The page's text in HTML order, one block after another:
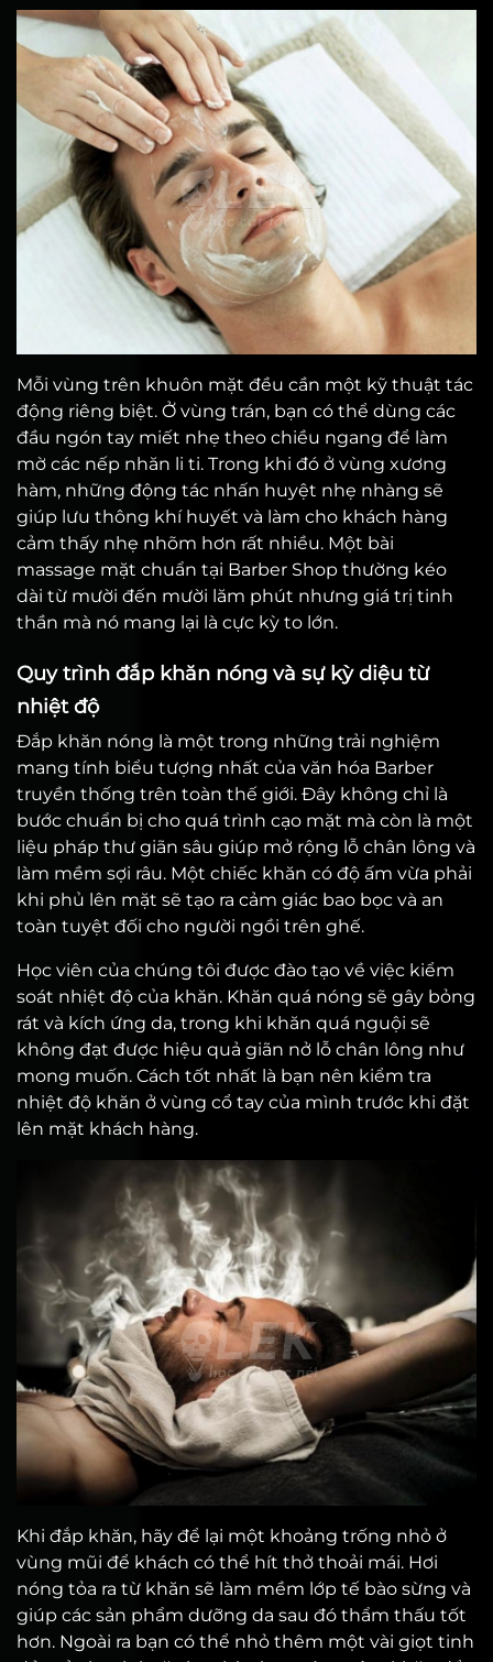
Mỗi vùng trên khuôn mặt đều cần một kỹ thuật tác
động riêng biệt. Ở vùng trán, bạn có thể dùng các
đầu ngón tay miết nhẹ theo chiều ngang để làm
mờ các nếp nhăn li ti. Trong khi đó ở vùng xương
hàm, những động tác nhấn huyệt nhẹ nhàng sẽ
giúp lưu thông khí huyết và làm cho khách hàng
cảm thấy nhẹ nhõm hơn rất nhiều. Một bài
massage mặt chuẩn tại Barber Shop thường kéo
dài từ mười đến mười lăm phút nhưng giá trị tinh
thần mà nó mang lại là cực kỳ to lớn.
Quy trình đắp khăn nóng và sự kỳ diệu từ
nhiệt độ
Đắp khăn nóng là một trong những trải nghiệm
mang tính biểu tượng nhất của văn hóa Barber
truyền thống trên toàn thế giới. Đây không chỉ là
bước chuẩn bị cho quá trình cạo mặt mà còn là một
liệu pháp thư giãn sâu giúp mở rộng lỗ chân lông và
làm mềm sợi râu. Một chiếc khăn có độ ấm vừa phải
khi phủ lên mặt sẽ tạo ra cảm giác bao bọc và an
toàn tuyệt đối cho người ngồi trên ghế.
Học viên của chúng tôi được đào tạo về việc kiểm
soát nhiệt độ của khăn. Khăn quá nóng sẽ gây bỏng
rát và kích ứng da, trong khi khăn quá nguội sẽ
không đạt được hiệu quả giãn nở lỗ chân lông như
mong muốn. Cách tốt nhất là bạn nên kiểm tra
nhiệt độ khăn ở vùng cổ tay của mình trước khi đặt
lên mặt khách hàng.
Khi đắp khăn, hãy để lại một khoảng trống nhỏ ở
vùng mũi để khách có thể hít thở thoải mái. Hơi
nóng tỏa ra từ khăn sẽ làm mềm lớp tế bào sừng và
giúp các sản phẩm dưỡng da sau đó thẩm thấu tốt
hơn. Ngoài ra bạn có thể nhỏ thêm một vài giọt tinh